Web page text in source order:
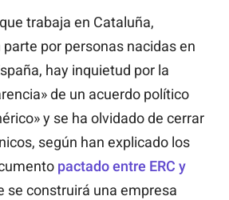
trabaja en Cataluña,
por personas nacidas en
hay inquietud por la
de un acuerdo político
y se ha olvidado de cerrar
según han explicado los
pactado entre ERC y
se construirá una empresa